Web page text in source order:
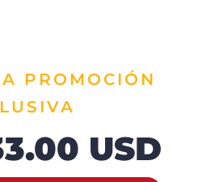
PROMOCIÓN
USD